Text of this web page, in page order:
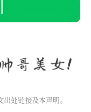
处链接及本声明。